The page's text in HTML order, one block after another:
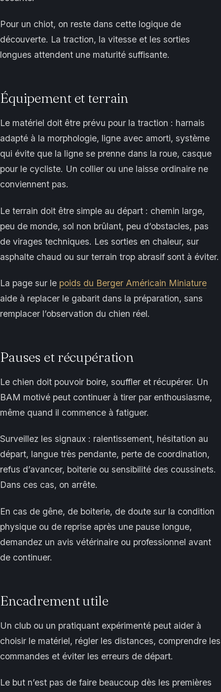
Pour un chiot, on reste dans cette logique de
découverte. La traction, la vitesse et les sorties
longues attendent une maturité suffisante.
Équipement et terrain
Le matériel doit être prévu pour la traction : harnais
adapté à la morphologie, ligne avec amorti, système
qui évite que la ligne se prenne dans la roue, casque
pour le cycliste. Un collier ou une laisse ordinaire ne
conviennent pas.
Le terrain doit être simple au départ : chemin large,
peu de monde, sol non brûlant, peu d’obstacles, pas
de virages techniques. Les sorties en chaleur, sur
asphalte chaud ou sur terrain trop abrasif sont à éviter.
La page sur le poids du Berger Américain Miniature
aide à replacer le gabarit dans la préparation, sans
remplacer l’observation du chien réel.
Pauses et récupération
Le chien doit pouvoir boire, souffler et récupérer. Un
BAM motivé peut continuer à tirer par enthousiasme,
même quand il commence à fatiguer.
Surveillez les signaux : ralentissement, hésitation au
départ, langue très pendante, perte de coordination,
refus d’avancer, boiterie ou sensibilité des coussinets.
Dans ces cas, on arrête.
En cas de gêne, de boiterie, de doute sur la condition
physique ou de reprise après une pause longue,
demandez un avis vétérinaire ou professionnel avant
de continuer.
Encadrement utile
Un club ou un pratiquant expérimenté peut aider à
choisir le matériel, régler les distances, comprendre les
commandes et éviter les erreurs de départ.
Le but n’est pas de faire beaucoup dès les premières